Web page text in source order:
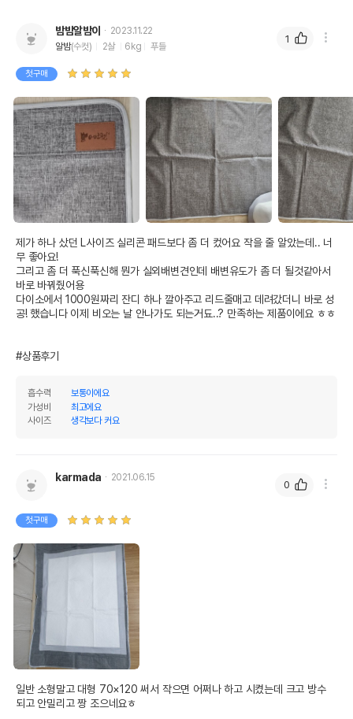
밤밤알밤이
2023.11.22
알밤(수컷) 2살 6kg 푸들
첫구매
제가 하나 샀던 L사이즈 실리콘 패드보다 좀 더 컸어요 작을 줄 알았는데.. 너
무 좋아요!
그리고 좀 더 푹신푹신해 뭔가 실외배변견인데 배변유도가 좀 더 될것같아서
바로 바꿔줬어용
다이소에서 1000원짜리 잔디 하나 깔아주고 리드줄매고 데려갔더니 바로 성
공! 했습니다 이제 비오는 날 안나가도 되는거됴..? 만족하는 제품이에요 ㅎㅎ
#상품후기
흡수력
보통이에요
가성비
최고에요
사이즈
생각보다 커요
1
karmada 2021.06.15
첫구매
일반 소형말고 대형 70×120 써서 작으면 어쩌나 하고 시켰는데 크고 방수
되고 안밀리고 짱 조으네요ㅎ
0